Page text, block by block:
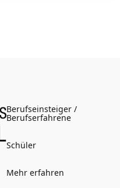
Berufseinsteiger /
Berufserfahrene
Schüler
Mehr erfahren